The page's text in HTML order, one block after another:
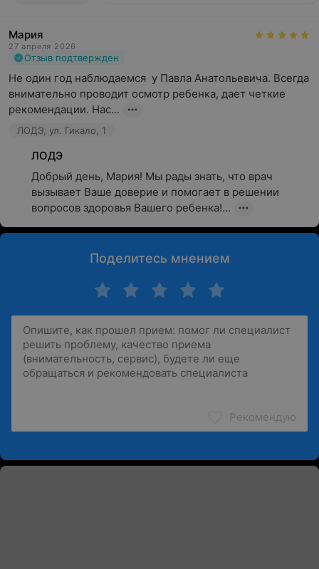
Мария
27 апреля 2026
Отзыв подтвержден
Не один год наблюдаемся  у Павла Анатольевича. Всегда
внимательно проводит осмотр ребенка, дает четкие
рекомендации. Нас...
ЛОДЭ, ул. Гикало, 1
ЛОДЭ
Добрый день, Мария! Мы рады знать, что врач
вызывает Ваше доверие и помогает в решении
вопросов здоровья Вашего ребенка!...
Поделитесь мнением
Рекомендую